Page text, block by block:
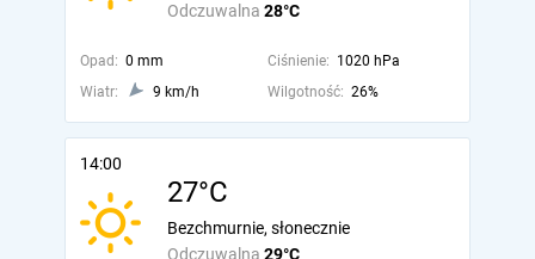
Odczuwalna 28°C
Opad: 0 mm Ciśnienie: 1020 hPa
Wiatr:
9 km/h Wilgotność: 26%
14:00
27°C
Odczuwalna 29°C
Bezchmurnie, słonecznie